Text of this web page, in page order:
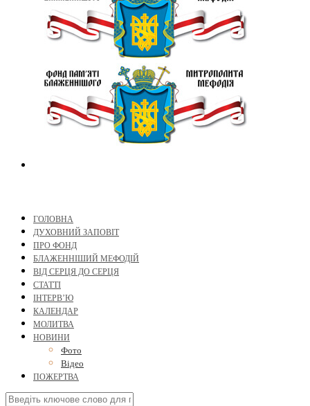
ГОЛОВНА
ДУХОВНИЙ ЗАПОВІТ
ПРО ФОНД
БЛАЖЕННІШИЙ МЕФОДІЙ
ВІД СЕРЦЯ ДО СЕРЦЯ
СТАТТІ
ІНТЕРВ’Ю
КАЛЕНДАР
МОЛИТВА
НОВИНИ
Фото
Відео
ПОЖЕРТВА